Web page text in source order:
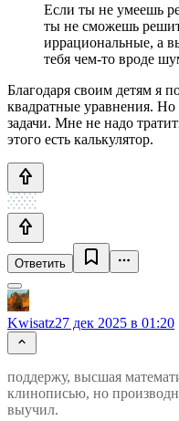
Если ты не умеешь
ты не сможешь
иррациональные, а
тебя чем-то вроде
Благодаря своим детям я
квадратные уравнения.
задачи. Мне не надо
этого есть калькулятор.
Ответить
Kwisatz27 дек 2025 в 01:20
поддержу, высшая
клинописью, но
выучил.